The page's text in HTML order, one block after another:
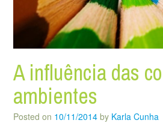
A influência das
ambientes
Posted on 10/11/2014 by Karla Cunha